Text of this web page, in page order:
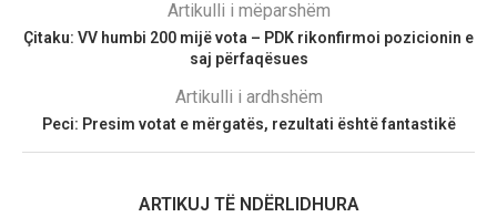
Artikulli i mëparshëm
Çitaku: VV humbi 200 mijë vota – PDK rikonfirmoi pozicionin e
saj përfaqësues
Artikulli i ardhshëm
Peci: Presim votat e mërgatës, rezultati është fantastikë
ARTIKUJ TË NDËRLIDHURA